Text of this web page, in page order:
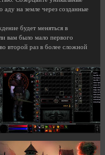
аду на земле через созданные
будет меняться в
вам было мало первого
второй раз в более сложной